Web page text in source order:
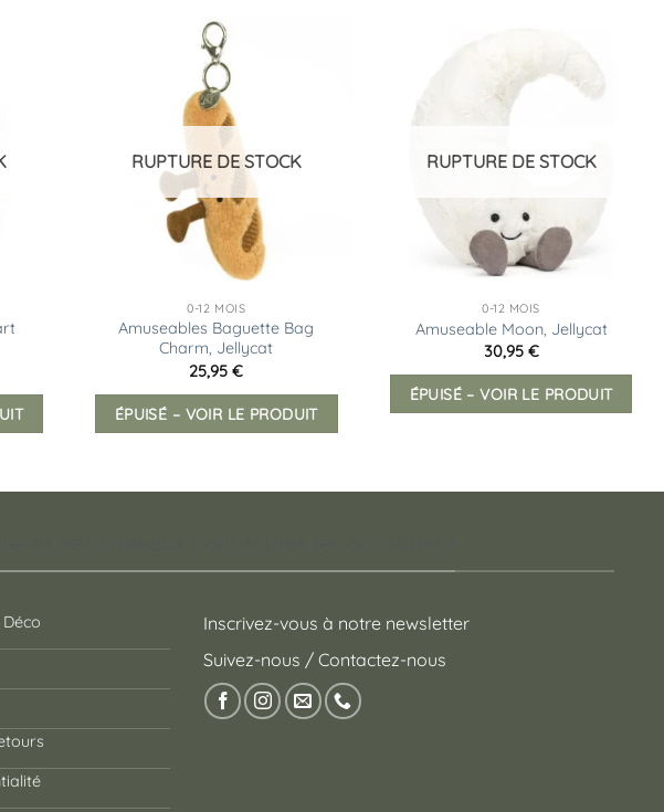
RUPTURE DE STOCK
0-12 MOIS
Amuseables Baguette Bag
Charm, Jellycat
25,95€
ÉPUISÉ – VOIR LE PRODUIT
RUPTURE DE STOCK
0-12 MOIS
Amuseable Moon, Jellycat
30,95 €
ÉPUISÉ – VOIR LE PRODUIT
Inscrivez-vous à notre newsletter
Suivez-nous / Contactez-nous